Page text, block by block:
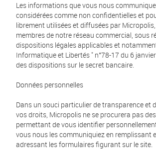
Les informations que vous nous
considérées comme non confidentielles et
librement utilisées et diffusées par
membres de notre réseau commercial, sous
dispositions légales applicables et
Informatique et Libertés " n°78-17 du 6
des dispositions sur le secret bancaire.
Données personnelles
Dans un souci particulier de transparence et
vos droits, Micropolis ne se procurera pas
permettant de vous identifier
vous nous les communiquiez en remplissant
adressant les formulaires figurant sur le site.